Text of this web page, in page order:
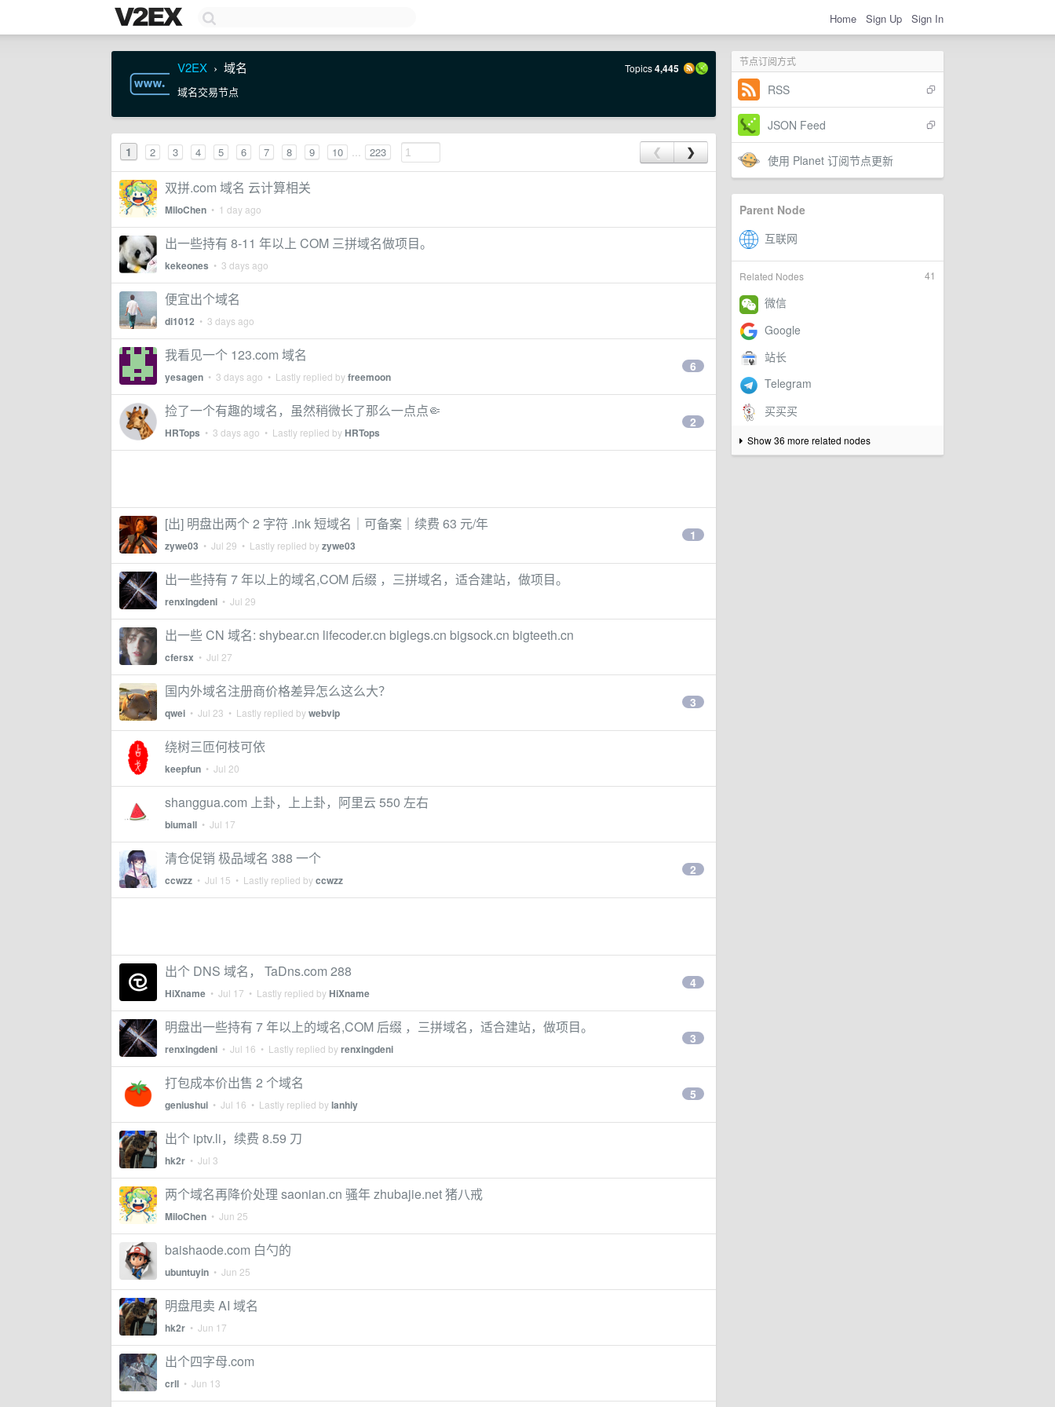
Home Sign Up Sign In
节点订阅方式
RSS
JSON Feed
使用 Planet 订阅节点更新
Parent Node
41
Related Nodes
Show 36 more related nodes
V2EX › 域名 Topics4,445
域名交易节点
1 2 3 4 5 6 7 8 9 10 ... 223 ❮ ❯
双拼.com 域名 云计算相关
MiloChen • 1 day ago
出一些持有 8-11 年以上 COM 三拼域名做项目。
kekeones • 3 days ago
便宜出个域名
di1012 • 3 days ago
我看见一个 123.com 域名
yesagen • 3 days ago • Lastly replied byfreemoon
6
捡了一个有趣的域名，虽然稍微长了那么一点点🤏
HRTops • 3 days ago • Lastly replied byHRTops
2
[出] 明盘出两个 2 字符 .ink 短域名｜可备案｜续费 63 元/年
zywe03 • Jul 29 • Lastly replied byzywe03
1
出一些持有 7 年以上的域名,COM 后缀 ，三拼域名，适合建站，做项目。
renxingdeni • Jul 29
出一些 CN 域名: shybear.cn lifecoder.cn biglegs.cn bigsock.cn bigteeth.cn
cfersx • Jul 27
国内外域名注册商价格差异怎么这么大？
qwei • Jul 23 • Lastly replied bywebvip
3
绕树三匝何枝可依
keepfun • Jul 20
shanggua.com 上卦，上上卦，阿里云 550 左右
biumall • Jul 17
清仓促销 极品域名 388 一个
ccwzz • Jul 15 • Lastly replied byccwzz
2
出个 DNS 域名， TaDns.com 288
HiXname • Jul 17 • Lastly replied byHiXname
4
明盘出一些持有 7 年以上的域名,COM 后缀 ，三拼域名，适合建站，做项目。
renxingdeni • Jul 16 • Lastly replied byrenxingdeni
3
打包成本价出售 2 个域名
geniushui • Jul 16 • Lastly replied bylanhiy
5
出个 iptv.li，续费 8.59 刀
hk2r • Jul 3
两个域名再降价处理 saonian.cn 骚年 zhubajie.net 猪八戒
MiloChen • Jun 25
baishaode.com 白勺的
ubuntuyin • Jun 25
明盘甩卖 AI 域名
hk2r • Jun 17
出个四字母.com
crll • Jun 13